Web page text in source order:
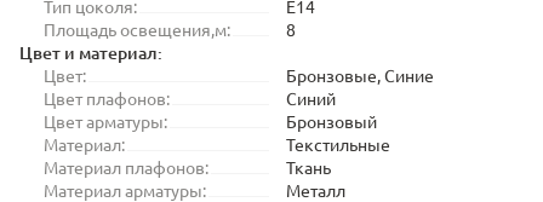
Тип цоколя:
E14
Площадь освещения,м:
8
Цвет и материал:
Цвет:
Бронзовые, Синие
Цвет плафонов:
Синий
Цвет арматуры:
Бронзовый
Материал:
Текстильные
Материал плафонов:
Ткань
Материал арматуры:
Металл